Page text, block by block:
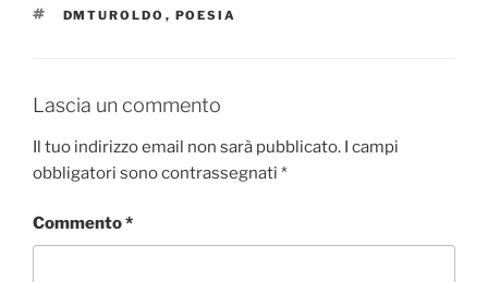
TAG
DMTUROLDO , POESIA
Lascia un commento
Il tuo indirizzo email non sarà pubblicato. I campi
obbligatori sono contrassegnati *
Commento*